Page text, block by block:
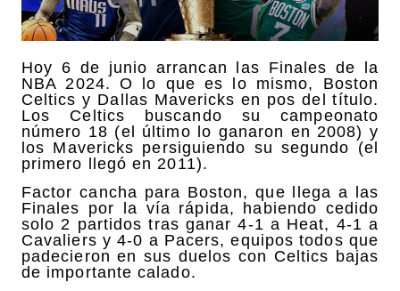
Hoy 6 de junio arrancan las Finales de la
NBA 2024. O lo que es lo mismo, Boston
Celtics y Dallas Mavericks en pos del título.
Los Celtics buscando su campeonato
número 18 (el último lo ganaron en 2008) y
los Mavericks persiguiendo su segundo (el
primero llegó en 2011).
Factor cancha para Boston, que llega a las
Finales por la vía rápida, habiendo cedido
solo 2 partidos tras ganar 4-1 a Heat, 4-1 a
Cavaliers y 4-0 a Pacers, equipos todos que
padecieron en sus duelos con Celtics bajas
de importante calado.